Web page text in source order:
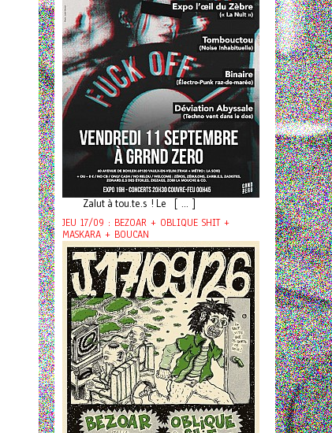
Zalut à tou.te.s ! Le [ ... ]
JEU 17/09 : BEZOAR + OBLIQUE SHIT +
MASKARA + BOUCAN